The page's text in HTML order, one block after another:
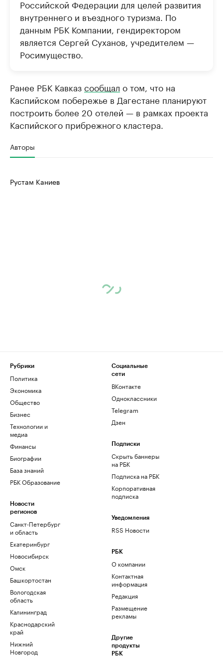
Российской Федерации для целей развития
внутреннего и въездного туризма. По
данным РБК Компании, гендиректором
является Сергей Суханов, учредителем —
Росимущество.
Ранее РБК Кавказсообщал о том, что на
Каспийском побережье в Дагестане планируют
построить более 20 отелей — в рамках проекта
Каспийского прибрежного кластера.
Авторы
Рустам Каниев
Рубрики
Политика
Экономика
Общество
Бизнес
Технологии и
медиа
Финансы
Биографии
База знаний
РБК Образование
Новости
регионов
Санкт-Петербург
и область
Екатеринбург
Новосибирск
Омск
Башкортостан
Вологодская
область
Калининград
Краснодарский
край
Нижний
Новгород
Социальные
сети
ВКонтакте
Одноклассники
Telegram
Дзен
Подписки
Скрыть баннеры
на РБК
Подписка на РБК
Корпоративная
подписка
Уведомления
RSS Новости
РБК
О компании
Контактная
информация
Редакция
Размещение
рекламы
Другие
продукты
РБК